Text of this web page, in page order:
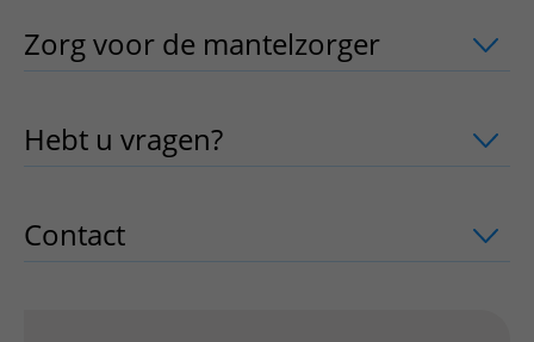
Zorg voor de mantelzorger
Hebt u vragen? uitklapper, klik om te
Contact uitklapper, klik om te openen